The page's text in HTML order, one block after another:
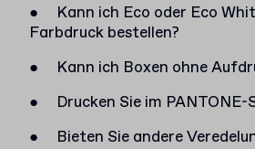
●
Kann ich Eco oder Eco
Farbdruck bestellen?
●
Kann ich Boxen ohne
●
Drucken Sie im PANTONE-
●
Bieten Sie andere